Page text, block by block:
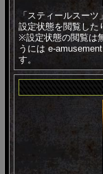
「スティールスー
設定状態を閲覧した
※設定状態の閲覧は
うには e-
す。